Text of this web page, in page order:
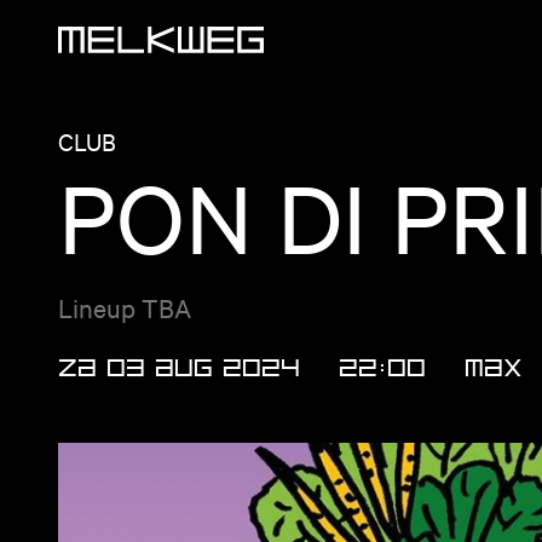
CLUB
PON DI
Lineup TBA
ZA 03 AUG 2024 22:00 MAX